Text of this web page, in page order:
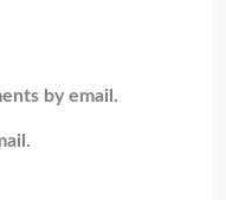
by email.